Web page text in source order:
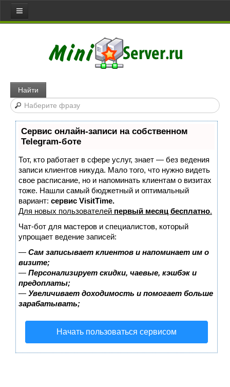
Найти
Сервис онлайн-записи на собственном
Telegram-боте
Тот, кто работает в сфере услуг, знает — без ведения
записи клиентов никуда. Мало того, что нужно видеть
свое расписание, но и напоминать клиентам о визитах
тоже. Нашли самый бюджетный и оптимальный
вариант: сервис VisitTime.
Для новых пользователей первый месяц бесплатно.
Чат-бот для мастеров и специалистов, который
упрощает ведение записей:
— Сам записывает клиентов и напоминает им о
визите;
— Персонализирует скидки, чаевые, кэшбэк и
предоплаты;
— Увеличивает доходимость и помогает больше
зарабатывать;
Начать пользоваться сервисом
Web server
Игровой сервер
Медиа сервер
Файловый сервер
Сервер доступа
Коммуникативный сервер
Примеры серверов
Сайты
Joomla
Wordpress
HTML 5
Общее
FAQ
Программы
Оборудование
Операционные системы
Общее